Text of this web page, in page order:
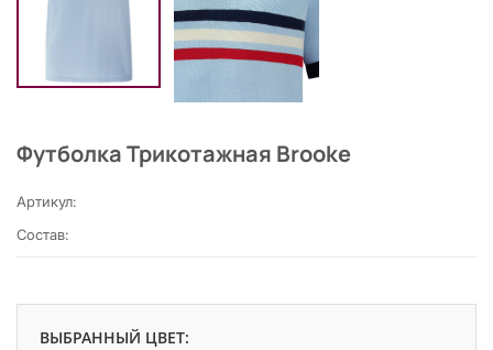
Футболка Трикотажная Brooke
Артикул:
Состав:
ВЫБРАННЫЙ ЦВЕТ: